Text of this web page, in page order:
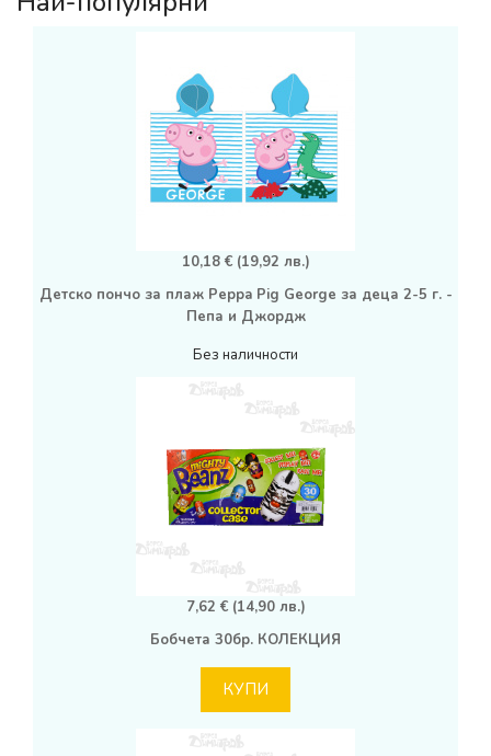
10,18 € (19,92 лв.)
Детско пончо за плаж Peppa Pig George за деца 2-5 г. -
Пепа и Джордж
Без наличности
7,62 € (14,90 лв.)
Бобчета 30бр. КОЛЕКЦИЯ
КУПИ